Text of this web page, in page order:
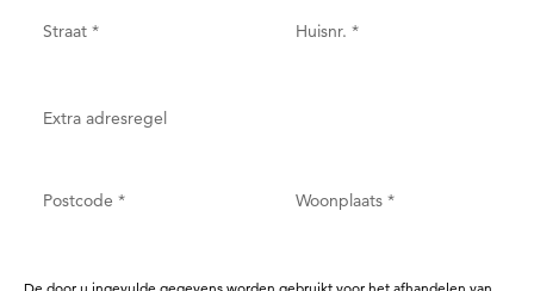
Straat * Huisnr. *
Extra adresregel
Postcode * Woonplaats *